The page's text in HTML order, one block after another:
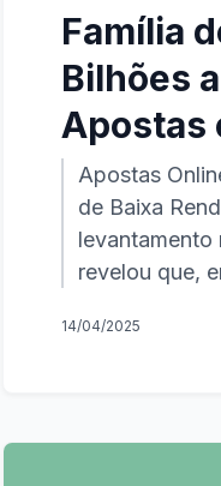
Família
Bilhões
Apostas
Apostas
de Baixa Renda Brasília –
levantamento
revelou que,
14/04/2025